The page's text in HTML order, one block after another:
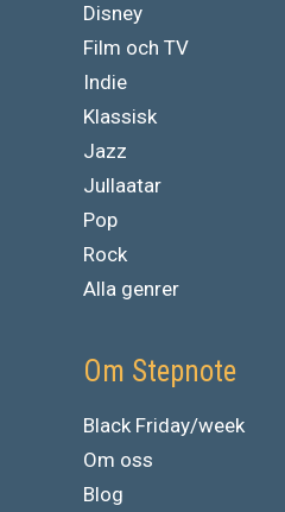
Disney
Film och TV
Indie
Klassisk
Jazz
Jullaatar
Pop
Rock
Alla genrer
Om Stepnote
Black Friday/week
Om oss
Blog